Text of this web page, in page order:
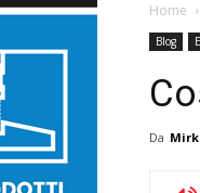
Home
Blog
Da